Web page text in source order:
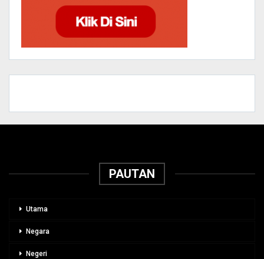
PAUTAN
Utama
Negara
Negeri